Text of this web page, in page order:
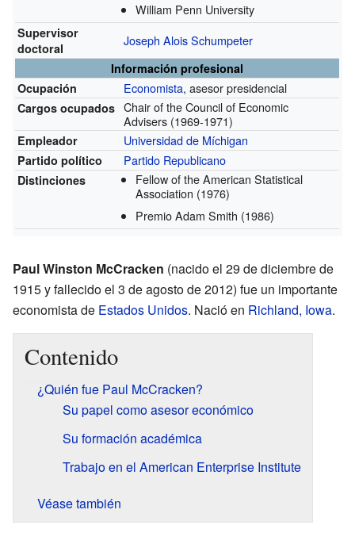
William Penn University
Supervisor
doctoral
Joseph Alois Schumpeter
Información profesional
Ocupación
Economista, asesor presidencial
Cargos ocupados Chair of the Council of Economic
Advisers (1969-1971)
Empleador Universidad de Míchigan
Partido político Partido Republicano
Distinciones
Fellow of the American Statistical
Association (1976)
Premio Adam Smith (1986)
Paul Winston McCracken (nacido el 29 de diciembre de
1915 y fallecido el 3 de agosto de 2012) fue un importante
economista de Estados Unidos. Nació en Richland, Iowa.
Contenido
¿Quién fue Paul McCracken?
Su papel como asesor económico
Su formación académica
Trabajo en el American Enterprise Institute
Véase también